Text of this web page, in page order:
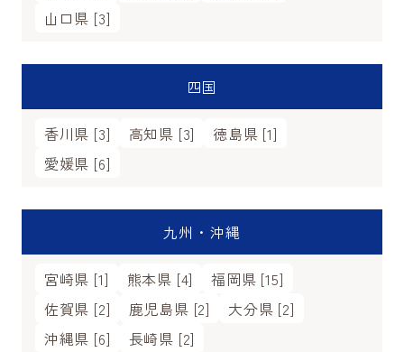
山口県 [3]
四国
香川県 [3] 高知県 [3]
徳島県 [1]
愛媛県 [6]
九州・沖縄
宮崎県 [1] 熊本県 [4]
福岡県 [15]
佐賀県 [2]
鹿児島県 [2]
大分県 [2]
沖縄県 [6]
長崎県 [2]